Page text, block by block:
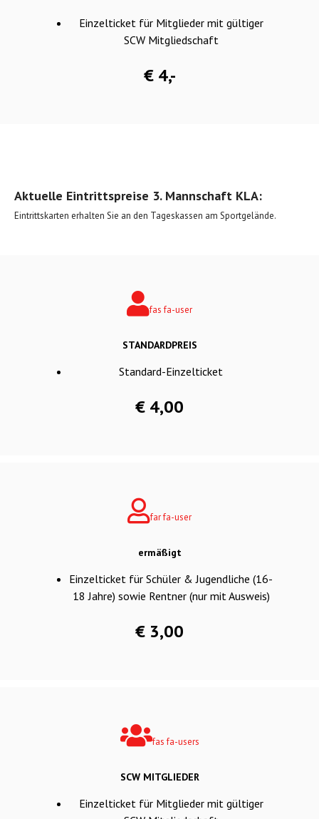
Einzelticket für Mitglieder mit gültiger
SCW Mitgliedschaft
€ 4,-
Aktuelle Eintrittspreise 3. Mannschaft KLA:
Eintrittskarten erhalten Sie an den Tageskassen am Sportgelände.
fas fa-user
STANDARDPREIS
Standard-Einzelticket
€ 4,00
far fa-user
ermäßigt
Einzelticket für Schüler & Jugendliche (16-
18 Jahre) sowie Rentner (nur mit Ausweis)
€ 3,00
fas fa-users
SCW MITGLIEDER
Einzelticket für Mitglieder mit gültiger